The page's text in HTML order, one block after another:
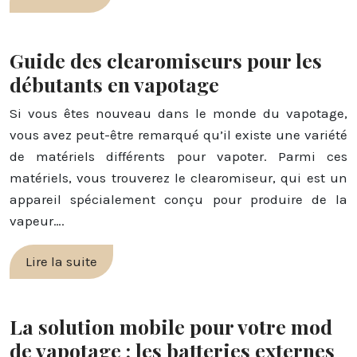
Guide des clearomiseurs pour les
débutants en vapotage
Si vous êtes nouveau dans le monde du vapotage,
vous avez peut-être remarqué qu’il existe une variété
de matériels différents pour vapoter. Parmi ces
matériels, vous trouverez le clearomiseur, qui est un
appareil spécialement conçu pour produire de la
vapeur….
Lire la suite
La solution mobile pour votre mod
de vapotage : les batteries externes